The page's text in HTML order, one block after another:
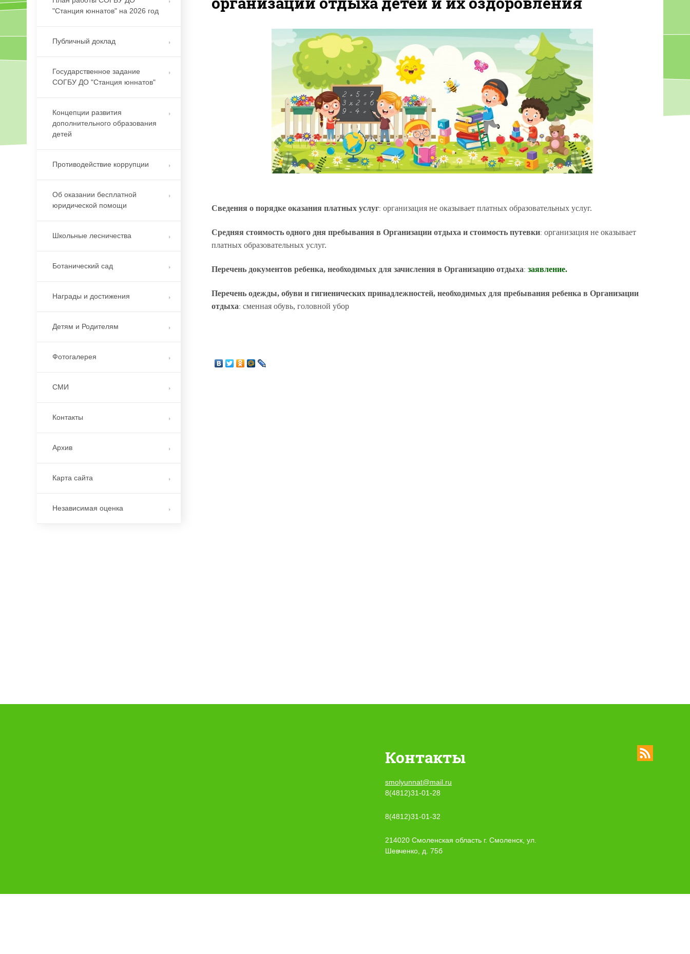
Сведения о порядке оказания платных услуг: организация не оказывает платных образовательных услуг.
Средняя стоимость одного дня пребывания в Организации отдыха и стоимость путевки: организация не оказывает
платных образовательных услуг.
Перечень документов ребенка, необходимых для зачисления в Организацию отдыха: заявление.
Перечень одежды, обуви и гигиенических принадлежностей, необходимых для пребывания ребенка в Организации
отдыха: сменная обувь, головной убор
"Станция юннатов" на 2026 год
Публичный доклад
Государственное задание
СОГБУ ДО "Станция юннатов"
Концепции развития
дополнительного образования
детей
Противодействие коррупции
Об оказании бесплатной
юридической помощи
Школьные лесничества
Ботанический сад
Награды и достижения
Детям и Родителям
Фотогалерея
СМИ
Контакты
Архив
Карта сайта
Независимая оценка
Контакты
smolyunnat@mail.ru
8(4812)31-01-28
8(4812)31-01-32
214020 Смоленская область г. Смоленск, ул.
Шевченко, д. 75б